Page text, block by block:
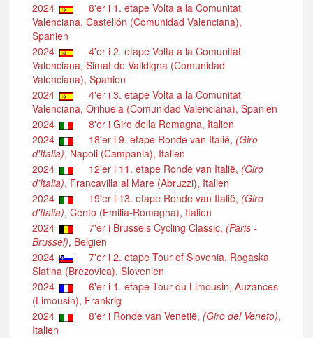
2024
8'er i 1. etape Volta a la Comunitat
Valenciana, Castellón (Comunidad Valenciana),
Spanien
2024
4'er i 2. etape Volta a la Comunitat
Valenciana, Simat de Valldigna (Comunidad
Valenciana), Spanien
2024
4'er i 3. etape Volta a la Comunitat
Valenciana, Orihuela (Comunidad Valenciana), Spanien
2024
8'er i Giro della Romagna, Italien
2024
18'er i 9. etape Ronde van Italië, (Giro
d'Italia), Napoli (Campania), Italien
2024
12'er i 11. etape Ronde van Italië, (Giro
d'Italia), Francavilla al Mare (Abruzzi), Italien
2024
19'er i 13. etape Ronde van Italië, (Giro
d'Italia), Cento (Emilia-Romagna), Italien
2024
7'er i Brussels Cycling Classic, (Paris -
Brussel), Belgien
2024
7'er i 2. etape Tour of Slovenia, Rogaska
Slatina (Brezovica), Slovenien
2024
6'er i 1. etape Tour du Limousin, Auzances
(Limousin), Frankrig
2024
8'er i Ronde van Venetië, (Giro del Veneto),
Italien